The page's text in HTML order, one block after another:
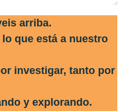
arriba.
que está a nuestro
investigar, tanto por
y explorando.